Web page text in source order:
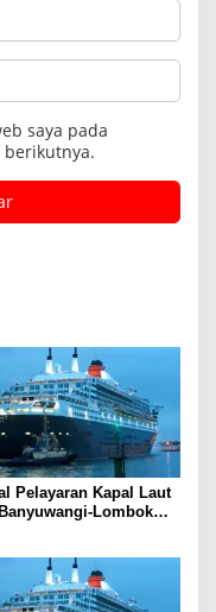
saya pada
Pelayaran Kapal Laut
Lombok